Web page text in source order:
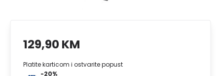
129,90 KM
Platite karticom i ostvarite popust
-20%